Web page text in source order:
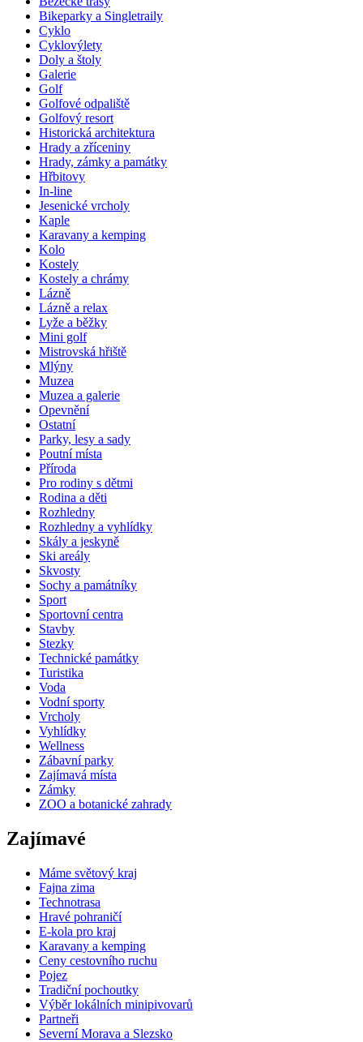
Bikeparky a Singletraily
Cyklo
Cyklovýlety
Doly a štoly
Galerie
Golf
Golfové odpaliště
Golfový resort
Historická architektura
Hrady a zříceniny
Hrady, zámky a památky
Hřbitovy
In-line
Jesenické vrcholy
Kaple
Karavany a kemping
Kolo
Kostely
Kostely a chrámy
Lázně
Lázně a relax
Lyže a běžky
Mini golf
Mistrovská hřiště
Mlýny
Muzea
Muzea a galerie
Opevnění
Ostatní
Parky, lesy a sady
Poutní místa
Příroda
Pro rodiny s dětmi
Rodina a děti
Rozhledny
Rozhledny a vyhlídky
Skály a jeskyně
Ski areály
Skvosty
Sochy a památníky
Sport
Sportovní centra
Stavby
Stezky
Technické památky
Turistika
Voda
Vodní sporty
Vrcholy
Vyhlídky
Wellness
Zábavní parky
Zajímavá místa
Zámky
ZOO a botanické zahrady
Zajímavé
Máme světový kraj
Fajna zima
Technotrasa
Hravé pohraničí
E-kola pro kraj
Karavany a kemping
Ceny cestovního ruchu
Pojez
Tradiční pochoutky
Výběr lokálních minipivovarů
Partneři
Severní Morava a Slezsko